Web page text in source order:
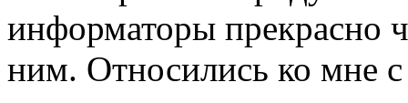
информаторы прекрасно
ним. Относились ко мне